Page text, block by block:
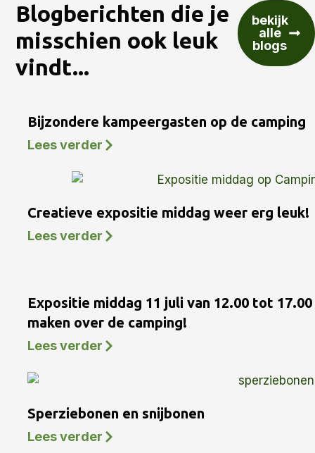
Blogberichten die je
misschien ook leuk
vindt...
bekijk
alle
blogs
Bijzondere kampeergasten op de camping
Lees verder
Creatieve expositie middag weer erg leuk!
Lees verder
Expositie middag 11 juli van 12.00 tot
maken over de camping!
Lees verder
Sperziebonen en snijbonen
Lees verder